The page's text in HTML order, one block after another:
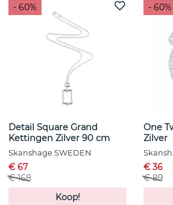
- 60%
Detail Square Grand
Kettingen Zilver 90 cm
Skanshage SWEDEN
€ 67
€ 168
Koop!
- 60%
One
Zilver
€ 36
€ 89